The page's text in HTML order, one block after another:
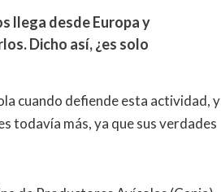
llega desde Europa y
Dicho así, ¿es solo
cuando defiende esta actividad, y
todavía más, ya que sus verdades